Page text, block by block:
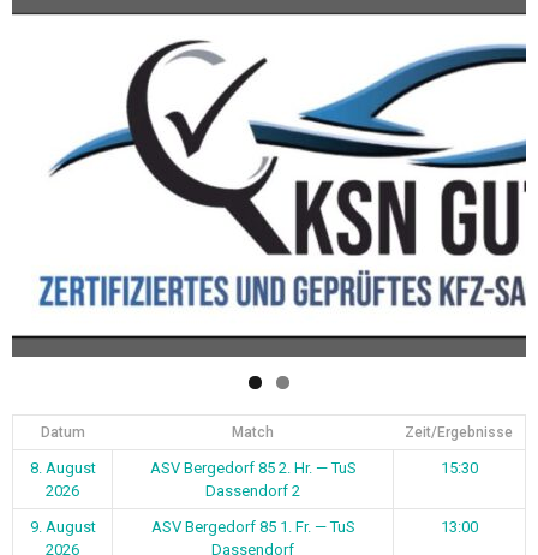
Datum Match Zeit/Ergebnisse
8. August
2026
ASV Bergedorf 85 2. Hr. — TuS
Dassendorf 2
15:30
9. August
2026
ASV Bergedorf 85 1. Fr. — TuS
Dassendorf
13:00